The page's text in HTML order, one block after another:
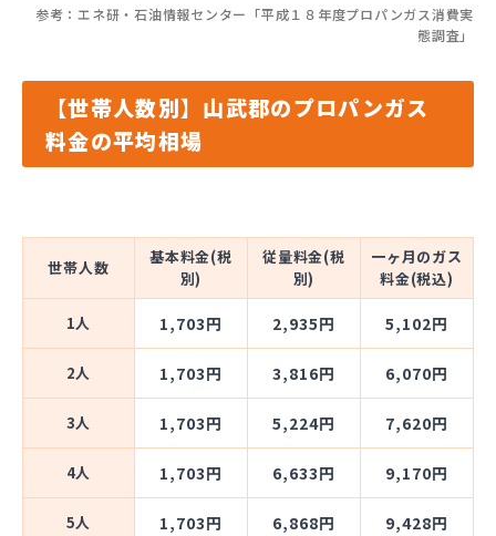
参考：エネ研・石油情報センター「平成１８年度プロパンガス消費実
態調査」
【世帯人数別】山武郡のプロパンガス
料金の平均相場
世帯人数
基本料金(税
別)
従量料金(税
別)
一ヶ月のガス
料金(税込)
1人 1,703円 2,935円 5,102円
2人 1,703円 3,816円 6,070円
3人 1,703円 5,224円 7,620円
4人 1,703円 6,633円 9,170円
5人 1,703円 6,868円 9,428円